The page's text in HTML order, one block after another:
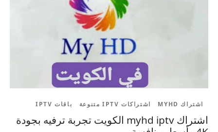
اشتراك MYHD اشتراكات IPTV متنوعة باقات IPTV
اشتراك myhd iptv الكويت تجربة ترفيه بجودة